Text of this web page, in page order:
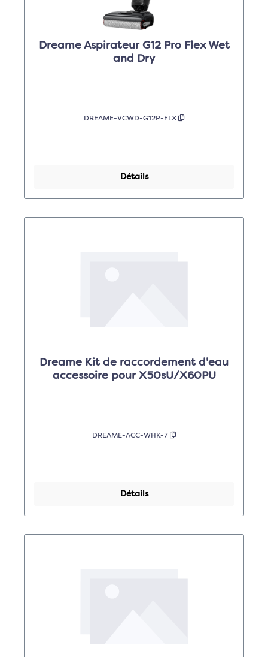
Dreame Aspirateur G12 Pro Flex Wet
and Dry
DREAME-VCWD-G12P-FLX
Détails
Dreame Kit de raccordement d'eau
accessoire pour X50sU/X60PU
DREAME-ACC-WHK-7
Détails